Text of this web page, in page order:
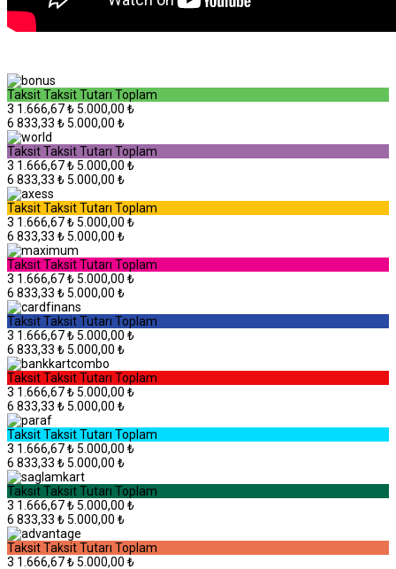
TaksitTaksit Tutarı Toplam
3 1.666,67 ₺5.000,00 ₺
6 833,33 ₺5.000,00 ₺
TaksitTaksit Tutarı Toplam
3 1.666,67 ₺5.000,00 ₺
6 833,33 ₺5.000,00 ₺
TaksitTaksit Tutarı Toplam
3 1.666,67 ₺5.000,00 ₺
6 833,33 ₺5.000,00 ₺
TaksitTaksit Tutarı Toplam
3 1.666,67 ₺5.000,00 ₺
6 833,33 ₺5.000,00 ₺
TaksitTaksit Tutarı Toplam
3 1.666,67 ₺5.000,00 ₺
6 833,33 ₺5.000,00 ₺
TaksitTaksit Tutarı Toplam
3 1.666,67 ₺5.000,00 ₺
6 833,33 ₺5.000,00 ₺
TaksitTaksit Tutarı Toplam
3 1.666,67 ₺5.000,00 ₺
6 833,33 ₺5.000,00 ₺
TaksitTaksit Tutarı Toplam
3 1.666,67 ₺5.000,00 ₺
6 833,33 ₺5.000,00 ₺
TaksitTaksit Tutarı Toplam
3 1.666,67 ₺5.000,00 ₺